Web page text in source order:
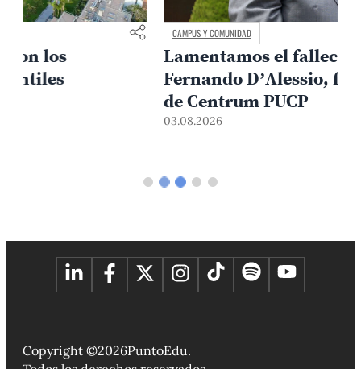
Lamentamos el fallecimiento del Dr.
Fernando D’Alessio, fundador y líder
de Centrum PUCP
Copyright ©2026PuntoEdu.